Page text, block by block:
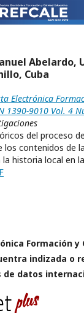
Abelardo,
Cuba
Electrónica
1390-9010 Vol. 4
del proceso
los contenidos de
la historia local en
Formación y
indizada o
de datos